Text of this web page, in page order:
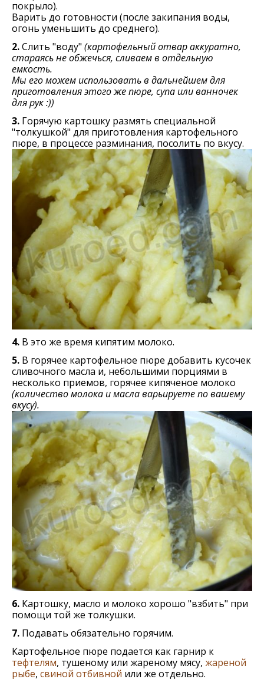
покрыло).
Варить до готовности (после закипания воды,
огонь уменьшить до среднего).
2.Слить "воду" (картофельный отвар аккуратно,
стараясь не обжечься, сливаем в отдельную
емкость.
Мы его можем использовать в дальнейшем для
приготовления этого же пюре, супа или ванночек
для рук :))
3. Горячую картошку размять специальной
"толкушкой" для приготовления картофельного
пюре, в процессе разминания, посолить по вкусу.
4. В это же время кипятим молоко.
5. В горячее картофельное пюре добавить кусочек
сливочного масла и, небольшими порциями в
несколько приемов, горячее кипяченое молоко
(количество молока и масла варьируете по вашему
вкусу).
6. Картошку, масло и молоко хорошо "взбить" при
помощи той же толкушки.
7. Подавать обязательно горячим.
Картофельное пюре подается как гарнир к
тефтелям, тушеному или жареному мясу, жареной
рыбе, свиной отбивной или же отдельно.